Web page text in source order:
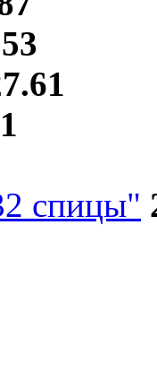
спицы"